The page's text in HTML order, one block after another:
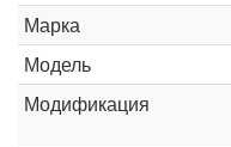
Марка
Модель
Модификация